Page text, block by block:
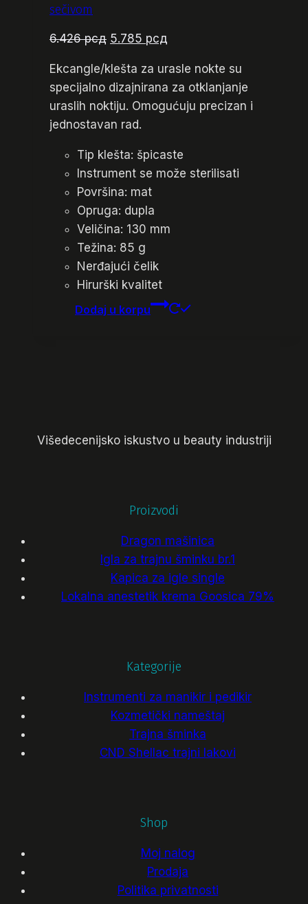
sečivom
6.426рсд Originalna
je
bila:
6.426 рсд.
5.785 рсд
je:
5.785 рсд.
Ekcangle/klešta za urasle nokte su
specijalno dizajnirana za otklanjanje
uraslih noktiju. Omogućuju precizan i
jednostavan rad.
Tip klešta: špicaste
Instrument se može sterilisati
Površina: mat
Opruga: dupla
Veličina: 130 mm
Težina: 85 g
Nerđajući čelik
Hirurški kvalitet
Dodaj u korpu
Višedecenijsko iskustvo u beauty industriji
Proizvodi
Dragon mašinica
Igla za trajnu šminku br.1
Kapica za igle single
Lokalna anestetik krema Goosica 79%
Kategorije
Instrumenti za manikir i pedikir
Kozmetički nameštaj
Trajna šminka
CND Shellac trajni lakovi
Shop
Moj nalog
Prodaja
Politika privatnosti